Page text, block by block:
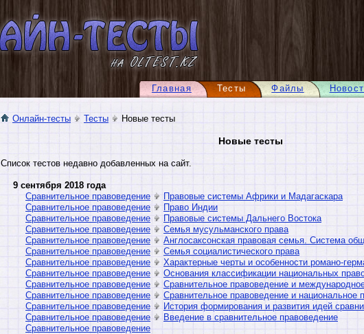
Файлы
Тесты
Главная
Онлайн-тесты Тесты Новые тесты
Новые тесты
Список тестов недавно добавленных на сайт.
9 сентября 2018 года
Сравнительное правоведение
Правовые системы Африки и Мадагаскара
Сравнительное правоведение
Право Индии
Сравнительное правоведение
Правовые системы Дальнего Востока
Сравнительное правоведение
Семья мусульманского права
Сравнительное правоведение
Англосаксонская правовая семья. Система
Сравнительное правоведение
Семья социалистического права
Сравнительное правоведение
Характерные черты и особенности романо-
Сравнительное правоведение
Основания классификации национальных
Сравнительное правоведение
Сравнительное правоведение и
Сравнительное правоведение
Сравнительное правоведение и национальное
Сравнительное правоведение
История формирования и развития идей
Сравнительное правоведение
Введение в сравнительное правоведение
Сравнительное правоведение